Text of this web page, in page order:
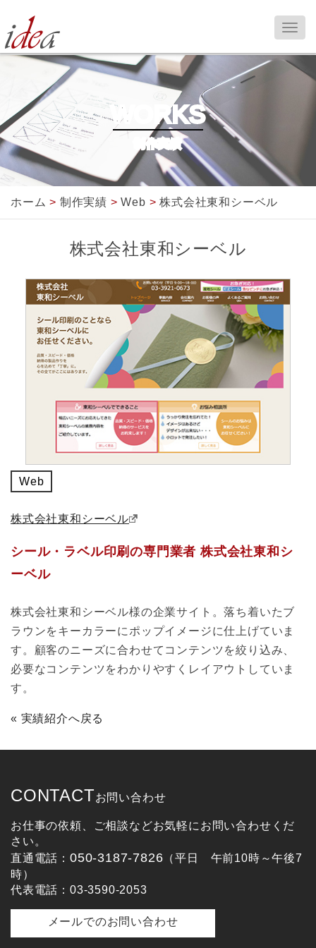
WORKS
制作実績
ホーム > 制作実績 >Web >株式会社東和シーベル
株式会社東和シーベル
Web
株式会社東和シーベル
シール・ラベル印刷の専門業者 株式会社東和シ
ーベル
株式会社東和シーベル様の企業サイト。落ち着いたブ
ラウンをキーカラーにポップイメージに仕上げていま
す。顧客のニーズに合わせてコンテンツを絞り込み、
必要なコンテンツをわかりやすくレイアウトしていま
す。
« 実績紹介へ戻る
CONTACTお問い合わせ
お仕事の依頼、ご相談などお気軽にお問い合わせくだ
さい。
直通電話： 050-3187-7826 （平日 午前10時～午後7
時）
代表電話：03-3590-2053
メールでのお問い合わせ